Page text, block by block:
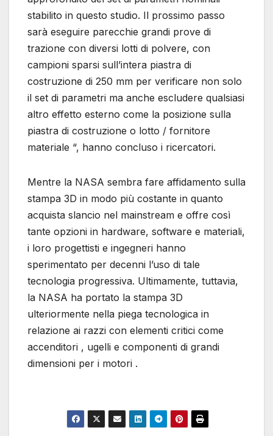
stabilito in questo studio. Il prossimo passo
sarà eseguire parecchie grandi prove di
trazione con diversi lotti di polvere, con
campioni sparsi sull’intera piastra di
costruzione di 250 mm per verificare non solo
il set di parametri ma anche escludere qualsiasi
altro effetto esterno come la posizione sulla
piastra di costruzione o lotto / fornitore
materiale “, hanno concluso i ricercatori.
Mentre la NASA sembra fare affidamento sulla
stampa 3D in modo più costante in quanto
acquista slancio nel mainstream e offre così
tante opzioni in hardware, software e materiali,
i loro progettisti e ingegneri hanno
sperimentato per decenni l’uso di tale
tecnologia progressiva. Ultimamente, tuttavia,
la NASA ha portato la stampa 3D
ulteriormente nella piega tecnologica in
relazione ai razzi con elementi critici come
accenditori , ugelli e componenti di grandi
dimensioni per i motori .